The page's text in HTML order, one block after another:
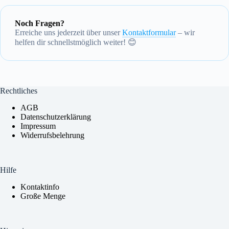
Dennoch liegt die endgültige Entscheidung über eine Sperrung
immer bei der jeweiligen Plattform.
Noch Fragen?
Erreiche uns jederzeit über unserKontaktformular– wir
helfen dir schnellstmöglich weiter! 😊
Rechtliches
AGB
Datenschutzerklärung
Impressum
Widerrufsbelehrung
Hilfe
Kontaktinfo
Große Menge